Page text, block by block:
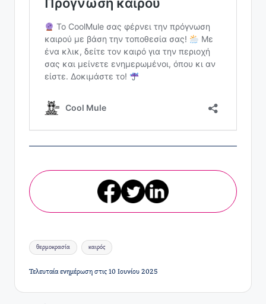
Ετικέτες:
θερμοκρασία καιρός
Τελευταία ενημέρωση στις 10 Ιουνίου 2025